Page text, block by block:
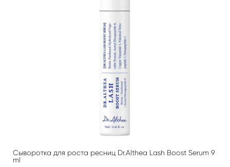
Сыворотка для роста ресниц Dr.Althea Lash Boost Serum 9
ml